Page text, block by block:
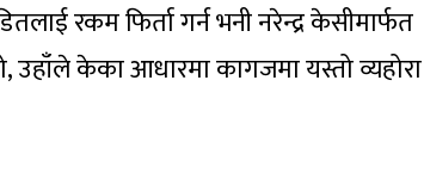
रकम फिर्ता गर्न भनी नरेन्द्र केसीमार्फत
उहाँले केका आधारमा कागजमा यस्तो व्यहोरा